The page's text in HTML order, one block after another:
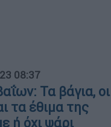
08:37
Τα βάγια, οι
τα έθιμα της
ή όχι ψάρι